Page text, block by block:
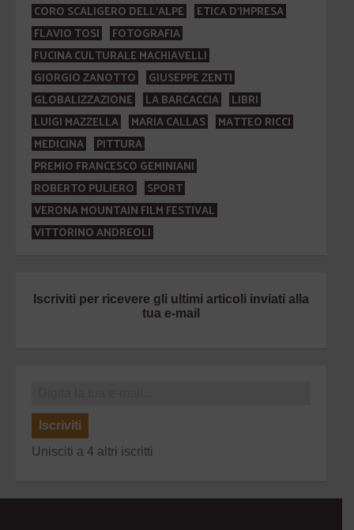
CORO SCALIGERO DELL'ALPE
ETICA D'IMPRESA
FLAVIO TOSI
FOTOGRAFIA
FUCINA CULTURALE MACHIAVELLI
GIORGIO ZANOTTO
GIUSEPPE ZENTI
GLOBALIZZAZIONE
LA BARCACCIA
LIBRI
LUIGI MAZZELLA
MARIA CALLAS
MATTEO RICCI
MEDICINA
PITTURA
PREMIO FRANCESCO GEMINIANI
ROBERTO PULIERO
SPORT
VERONA MOUNTAIN FILM FESTIVAL
VITTORINO ANDREOLI
Iscriviti per ricevere gli ultimi articoli inviati alla
tua e-mail
Iscriviti
Unisciti a 4 altri iscritti